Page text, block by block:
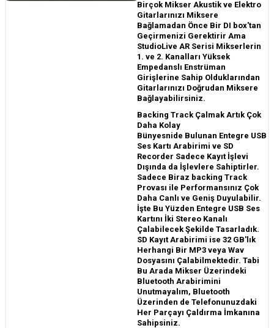
Birçok Mikser Akustik ve Elektro
Gitarlarınızı Miksere
Bağlamadan Önce Bir DI box'tan
Geçirmenizi Gerektirir Ama
StudioLive AR Serisi Mikserlerin
1. ve 2. Kanalları Yüksek
Empedanslı Enstrüman
Girişlerine Sahip Olduklarından
Gitarlarınızı Doğrudan Miksere
Bağlayabilirsiniz.
Backing Track Çalmak Artık Çok
Daha Kolay
Bünyesnide Bulunan Entegre USB
Ses Kartı Arabirimi ve SD
Recorder Sadece Kayıt İşlevi
Dışında da İşlevlere Sahiptirler.
Sadece Biraz backing Track
Provası ile Performansınız Çok
Daha Canlı ve Geniş Duyulabilir.
İşte Bu Yüzden Entegre USB Ses
Kartını İki Stereo Kanalı
Çalabilecek Şekilde Tasarladık.
SD Kayıt Arabirimi ise 32 GB'lık
Herhangi Bir MP3 veya Wav
Dosyasını Çalabilmektedir. Tabi
Bu Arada Mikser Üzerindeki
Bluetooth Arabirimini
Unutmayalım, Bluetooth
Üzerinden de Telefonunuzdaki
Her Parçayı Çaldırma İmkanına
Sahipsiniz.